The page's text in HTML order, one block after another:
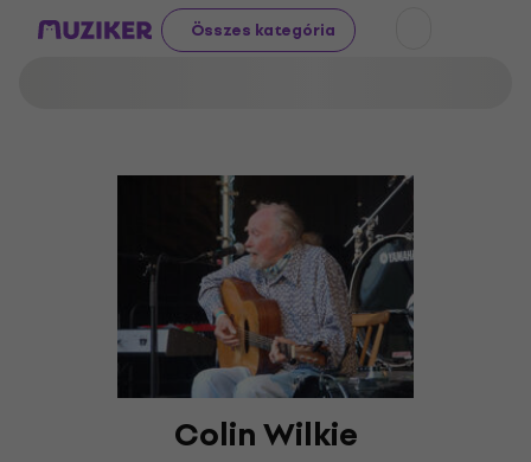
Összes kategória
Colin Wilkie